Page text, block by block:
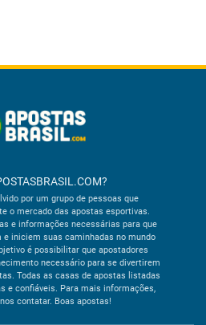
por um grupo de pessoas que
o mercado das apostas esportivas.
e informações necessárias para que
iniciem suas caminhadas no mundo
é possibilitar que apostadores
necessário para se divertirem
Todas as casas de apostas listadas
e confiáveis. Para mais informações,
contatar. Boas apostas!